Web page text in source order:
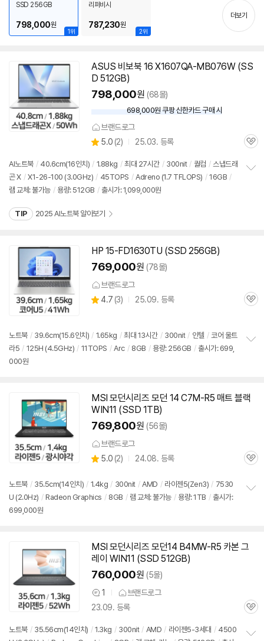
기
1위
SSD 256GB
798,000원
2위
리퍼비시
787,230원
더보기
ASUS 비보북 16 X1607QA-MB076W (SS
D 512GB)
798,000원 (68몰)
우
할
인
698,000원 쿠팡 신한카드 구매 시
브랜드로그
별
점
5.0 (상
리
뷰
2) 25.03. 등록
관
AI노트북 / 40.6cm(16인치) / 1.88kg / 최대 27시간 / 300nit / 퀄컴 / 스냅드래
곤 X / X1-26-100 (3.0GHz) / 45TOPS / Adreno (1.7 TFLOPS) / 16GB /
램 교체: 불가능 / 용량: 512GB / 출시가: 1,099,000원
TIP 2025 AI노트북 알아보기
HP 15-FD1630TU (SSD 256GB)
769,000원 (78몰)
브랜드로그
별
4.7 (상
뷰
3) 25.09. 등록
관
노트북 / 39.6cm(15.6인치) / 1.65kg / 최대 13시간 / 300nit / 인텔 / 코어 울트
라5 / 125H (4.5GHz) / 11TOPS / Arc / 8GB / 용량: 256GB / 출시가: 699,
000원
MSI 모던시리즈 모던 14 C7M-R5 매트 블랙
WIN11 (SSD 1TB)
769,800원 (56몰)
브랜드로그
별
5.0 (상
리
뷰
2) 24.08. 등록
관
노트북 / 35.5cm(14인치) / 1.4kg / 300nit / AMD / 라이젠5(Zen3) / 7530
U (2.0Hz) / Radeon Graphics / 8GB / 램 교체: 불가능 / 용량: 1TB / 출시가:
699,000원
MSI 모던시리즈 모던14 B4MW-R5 카본 그
레이 WIN11 (SSD 512GB)
760,000원 (5몰)
상
품
견
1
브랜드로그
23.09. 등록
관
노트북 / 35.56cm(14인치) / 1.3kg / 300nit / AMD / 라이젠5-3세대 / 4500